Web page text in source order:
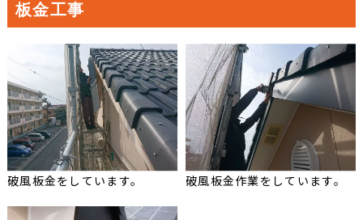
板金工事
破風板金をしています。 破風板金作業をしています。